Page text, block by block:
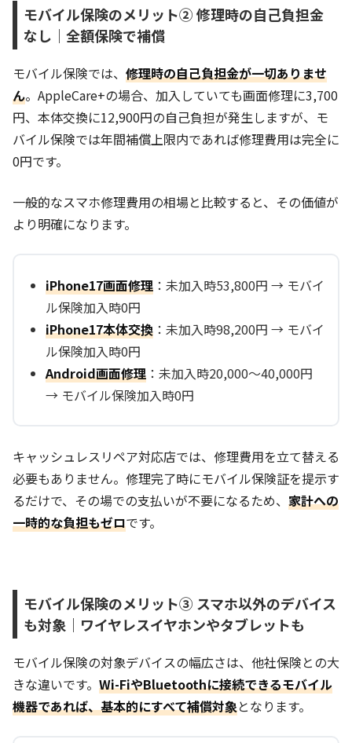
モバイル保険のメリット② 修理時の自己負担金
なし｜全額保険で補償
モバイル保険では、 修理時の自己負担金が一切ありませ
ん。AppleCare+の場合、加入していても画面修理に3,700
円、本体交換に12,900円の自己負担が発生しますが、モ
バイル保険では年間補償上限内であれば修理費用は完全に
0円です。
一般的なスマホ修理費用の相場と比較すると、その価値が
より明確になります。
iPhone17画面修理 ：未加入時53,800円 → モバイ
ル保険加入時0円
iPhone17本体交換 ：未加入時98,200円 → モバイ
ル保険加入時0円
Android画面修理 ：未加入時20,000〜40,000円
→ モバイル保険加入時0円
キャッシュレスリペア対応店では、修理費用を立て替える
必要もありません。修理完了時にモバイル保険証を提示す
るだけで、その場での支払いが不要になるため、 家計への
一時的な負担もゼロです。
モバイル保険のメリット③ スマホ以外のデバイス
も対象｜ワイヤレスイヤホンやタブレットも
モバイル保険の対象デバイスの幅広さは、他社保険との大
きな違いです。 Wi-FiやBluetoothに接続できるモバイル
機器であれば、基本的にすべて補償対象となります。